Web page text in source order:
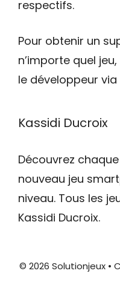
respectifs.
Pour obtenir un
n’importe quel
le développeur via
Kassidi Ducroix
Découvrez
nouveau jeu
niveau. Tous les
Kassidi Ducroix.
© 2026 Solutionjeux•